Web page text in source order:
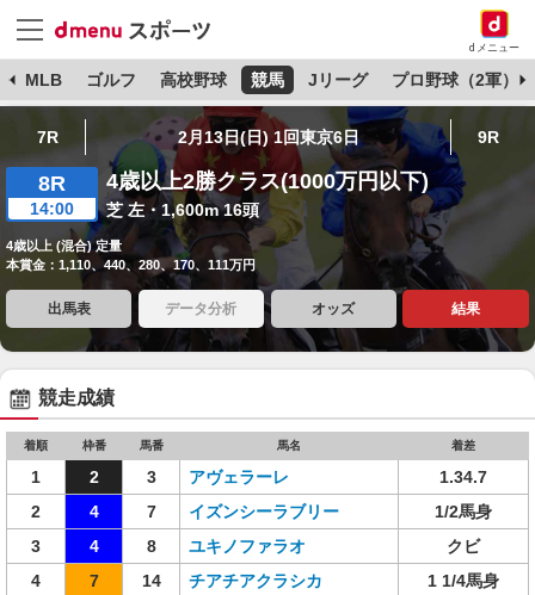
dメニュー
MLB ゴルフ 高校野球 競馬 Jリーグ プロ野球（2軍）
7R 2月13日(日) 1回東京6日 9R
8R
14:00
4歳以上2勝クラス(1000万円以下)
芝 左・1,600m 16頭
4歳以上 (混合) 定量
本賞金：1,110、440、280、170、111万円
出馬表 データ分析 オッズ 結果
競走成績
着順 枠番 馬番 馬名 着差
1 2 3 アヴェラーレ
1.34.7
2
4 7 イズンシーラブリー
1/2馬身
3
4 8 ユキノファラオ
クビ
4
7 14 チアチアクラシカ
1 1/4馬身